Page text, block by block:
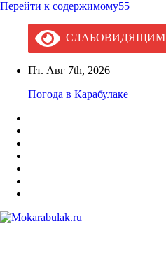
Перейти к содержимому55
СЛАБОВИДЯЩИМ
Пт. Авг 7th, 2026
Погода в Карабулаке